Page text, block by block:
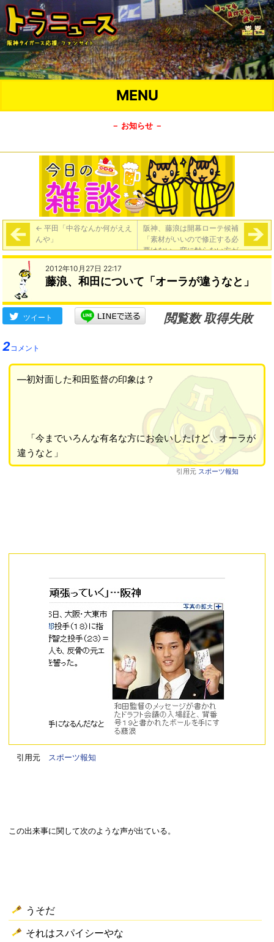
MENU
－ お知らせ －
← 平田「中谷なんか何がええ
んや」
阪神、藤浪は開幕ローテ候補
「素材がいいので修正する必
要はない。変に触らない方が
いい」→
2012年10月27日 22:17
藤浪、和田について「オーラが違うなと」
ツイート
閲覧数 取得失敗
2コメント
―初対面した和田監督の印象は？
「今までいろんな有名な方にお会いしたけど、オーラが
違うなと」
引用元 スポーツ報知
引用元 スポーツ報知
この出来事に関して次のような声が出ている。
うそだ
それはスパイシーやな